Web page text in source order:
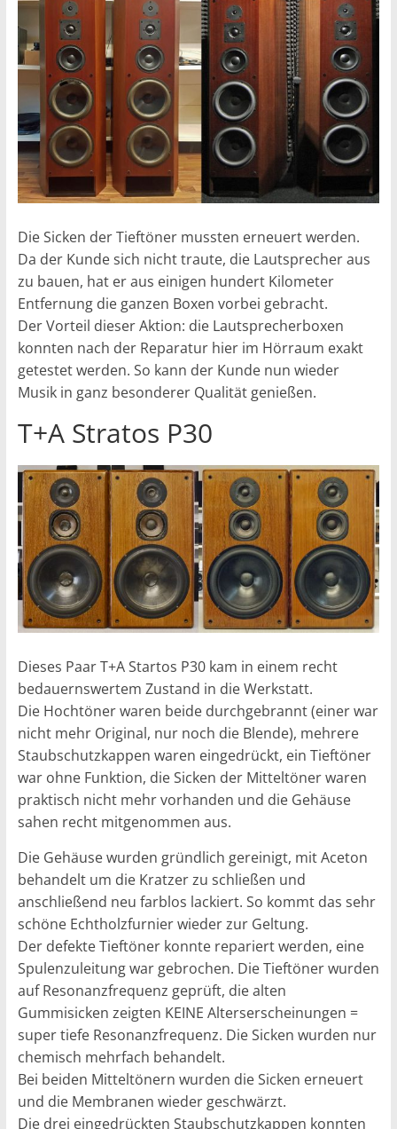
Die Sicken der Tieftöner mussten erneuert werden.
Da der Kunde sich nicht traute, die Lautsprecher aus
zu bauen, hat er aus einigen hundert Kilometer
Entfernung die ganzen Boxen vorbei gebracht.
Der Vorteil dieser Aktion: die Lautsprecherboxen
konnten nach der Reparatur hier im Hörraum exakt
getestet werden. So kann der Kunde nun wieder
Musik in ganz besonderer Qualität genießen.
T+A Stratos P30
Dieses Paar T+A Startos P30 kam in einem recht
bedauernswertem Zustand in die Werkstatt.
Die Hochtöner waren beide durchgebrannt (einer war
nicht mehr Original, nur noch die Blende), mehrere
Staubschutzkappen waren eingedrückt, ein Tieftöner
war ohne Funktion, die Sicken der Mitteltöner waren
praktisch nicht mehr vorhanden und die Gehäuse
sahen recht mitgenommen aus.
Die Gehäuse wurden gründlich gereinigt, mit Aceton
behandelt um die Kratzer zu schließen und
anschließend neu farblos lackiert. So kommt das sehr
schöne Echtholzfurnier wieder zur Geltung.
Der defekte Tieftöner konnte repariert werden, eine
Spulenzuleitung war gebrochen. Die Tieftöner wurden
auf Resonanzfrequenz geprüft, die alten
Gummisicken zeigten KEINE Alterserscheinungen =
super tiefe Resonanzfrequenz. Die Sicken wurden nur
chemisch mehrfach behandelt.
Bei beiden Mitteltönern wurden die Sicken erneuert
und die Membranen wieder geschwärzt.
Die drei eingedrückten Staubschutzkappen konnten